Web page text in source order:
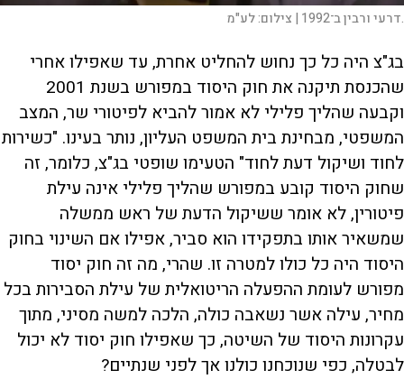
.דרעי ורבין ב־1992 | צילום:לע"מ
בג"צ היה כל כך נחוש להחליט אחרת, עד שאפילו אחרי
שהכנסת תיקנה את חוק היסוד במפורש בשנת 2001
וקבעה שהליך פלילי לא אמור להביא לפיטורי שר, המצב
המשפטי, מבחינת בית המשפט העליון, נותר בעינו. "כשירות
לחוד ושיקול דעת לחוד" הטעימו שופטי בג"צ, כלומר, זה
שחוק היסוד קובע במפורש שהליך פלילי אינה עילת
פיטורין, לא אומר ששיקול הדעת של ראש ממשלה
שמשאיר אותו בתפקידו הוא סביר, אפילו אם השינוי בחוק
היסוד היה כל כולו למטרה זו. שהרי, מה זה חוק יסוד
מפורש לעומת ההפעלה הריטואלית של עילת הסבירות בכל
מחיר, עילה אשר נשאבה כולה, הלכה למשה מסיני, מתוך
עקרונות היסוד של השיטה, כך שאפילו חוק יסוד לא יכול
לבטלה, כפי שנוכחנו כולנו אך לפני שנתיים?